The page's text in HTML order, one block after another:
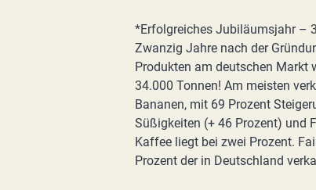
*Erfolgreiches Jubiläumsjahr –
Zwanzig Jahre nach der
Produkten am deutschen Markt
34.000 Tonnen! Am meisten
Bananen, mit 69 Prozent
Süßigkeiten (+ 46 Prozent) und
Kaffee liegt bei zwei Prozent.
Prozent der in Deutschland